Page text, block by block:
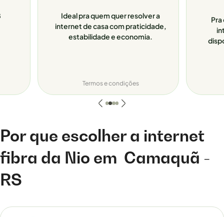
Ideal pra quem quer resolver a
internet de casa com praticidade,
estabilidade e economia.
Termos e condições
Por que escolher a internet
fibra da Nio em Camaquã -
RS